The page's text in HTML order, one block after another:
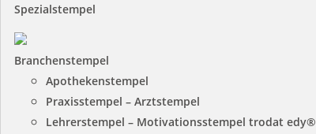
Spezialstempel
Branchenstempel
Apothekenstempel
Praxisstempel – Arztstempel
Lehrerstempel – Motivationsstempel trodat edy®